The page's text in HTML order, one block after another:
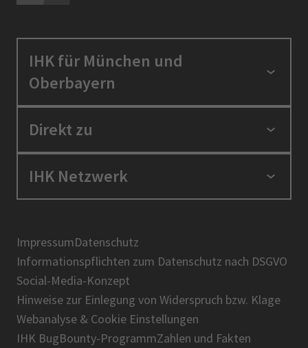
IHK für München und
Oberbayern
Standortpolitik
Berufszugang
Über uns
Direkt zu
Positionen
Presse
IHK-Magazin
IHK Netzwerk
BIHK
DIHK
AHK
IHK-Standortportal Bayern
ImpressumDatenschutz
Informationspflichten zum Datenschutz nach DSGVO
Social-Media-Konzept
Hinweise zur Einlegung von Widerspruch bzw. Klage
Webanalyse & Cookie Einstellungen
IHK BugBounty-ProgrammZahlen und Fakten